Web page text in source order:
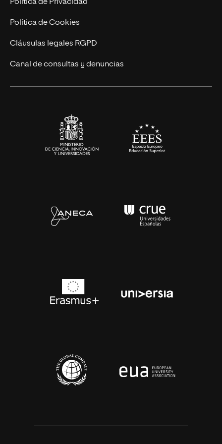
Ingeniería
Diseño
Ciencias de la Salud
Política de Privacidad
Política de Cookies
Cláusulas legales RGPD
Canal de consultas y denuncias